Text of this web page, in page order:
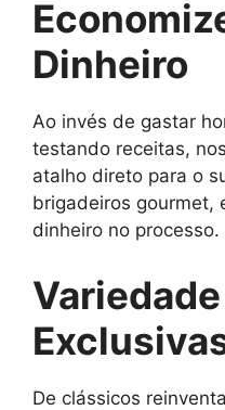
Dinheiro
Ao invés de gastar
testando receitas,
atalho direto para o
brigadeiros gourmet,
dinheiro no processo.
De clássicos